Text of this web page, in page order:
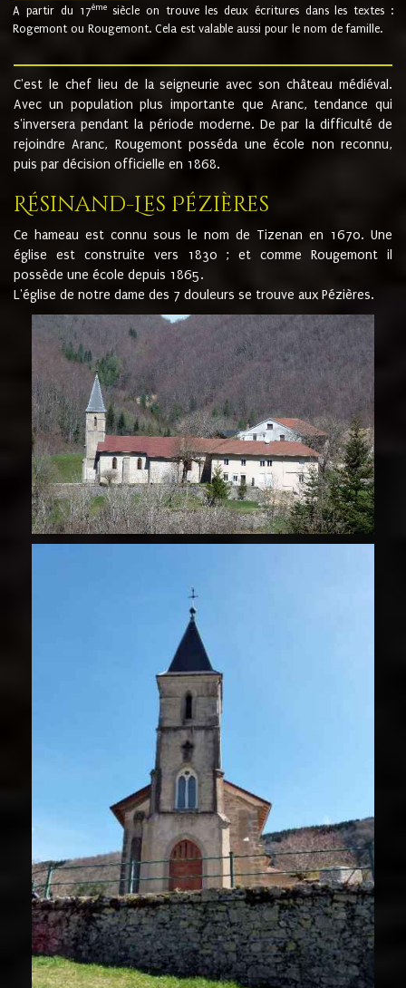
A partir du 17ème siècle on trouve les deux écritures dans les textes :
Rogemont ou Rougemont. Cela est valable aussi pour le nom de famille.
C'est le chef lieu de la seigneurie avec son château médiéval.
Avec un population plus importante que Aranc, tendance qui
s'inversera pendant la période moderne. De par la difficulté de
rejoindre Aranc, Rougemont posséda une école non reconnu,
puis par décision officielle en 1868.
Résinand-Les Pézières
Ce hameau est connu sous le nom de Tizenan en 1670. Une
église est construite vers 1830 ; et comme Rougemont il
possède une école depuis 1865.
L'église de notre dame des 7 douleurs se trouve aux Pézières.